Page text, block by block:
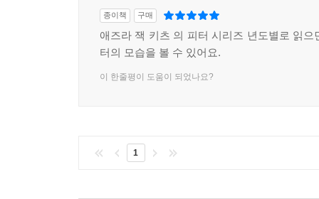
종이책 구매
애즈라 잭 키츠 의 피터 시리즈 년도별로 읽으
터의 모습을 볼 수 있어요.
이 한줄평이 도움이 되었나요?
1